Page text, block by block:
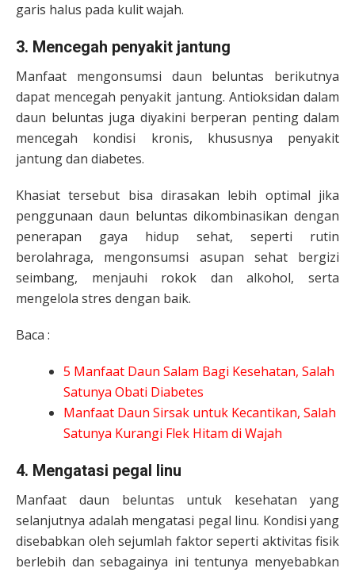
garis halus pada kulit wajah.
3. Mencegah penyakit jantung
Manfaat mengonsumsi daun beluntas berikutnya
dapat mencegah penyakit jantung. Antioksidan dalam
daun beluntas juga diyakini berperan penting dalam
mencegah kondisi kronis, khususnya penyakit
jantung dan diabetes.
Khasiat tersebut bisa dirasakan lebih optimal jika
penggunaan daun beluntas dikombinasikan dengan
penerapan gaya hidup sehat, seperti rutin
berolahraga, mengonsumsi asupan sehat bergizi
seimbang, menjauhi rokok dan alkohol, serta
mengelola stres dengan baik.
Baca :
5 Manfaat Daun Salam Bagi Kesehatan, Salah
Satunya Obati Diabetes
Manfaat Daun Sirsak untuk Kecantikan, Salah
Satunya Kurangi Flek Hitam di Wajah
4. Mengatasi pegal linu
Manfaat daun beluntas untuk kesehatan yang
selanjutnya adalah mengatasi pegal linu. Kondisi yang
disebabkan oleh sejumlah faktor seperti aktivitas fisik
berlebih dan sebagainya ini tentunya menyebabkan